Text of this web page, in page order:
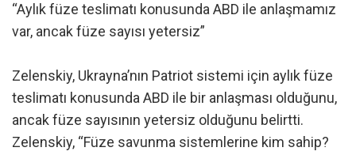
“Aylık füze teslimatı konusunda ABD ile anlaşmamız
var, ancak füze sayısı yetersiz”
Zelenskiy, Ukrayna’nın Patriot sistemi için aylık füze
teslimatı konusunda ABD ile bir anlaşması olduğunu,
ancak füze sayısının yetersiz olduğunu belirtti.
Zelenskiy, “Füze savunma sistemlerine kim sahip?